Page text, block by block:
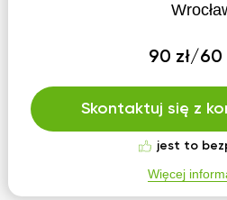
90 zł/60
Skontaktuj się z
jest to
Więcej